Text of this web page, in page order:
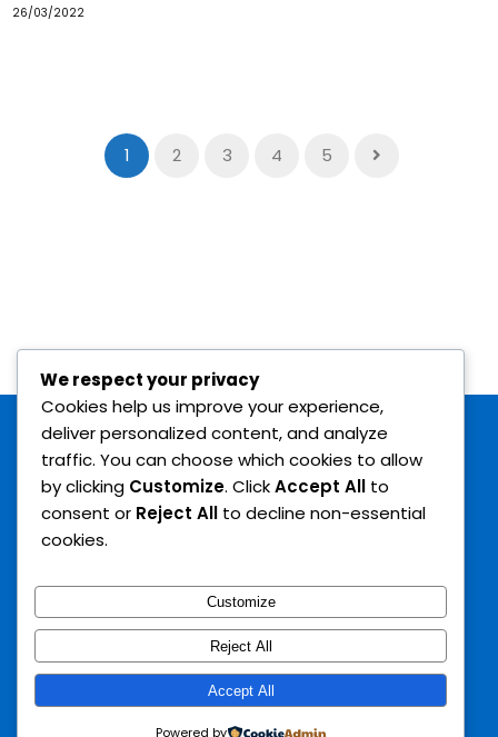
26/03/2022
1 2 3 4 5
© 2022 ASD INVICTUS ACADEMY - C.F. 94037890780 | Tutti i
diritti riservati.
We respect your privacy
Cookies help us improve your experience,
deliver personalized content, and analyze
traffic. You can choose which cookies to allow
by clicking Customize. ClickAccept All to
consent or Reject All to decline non-essential
cookies.
Customize
Reject All
Accept All
Powered by